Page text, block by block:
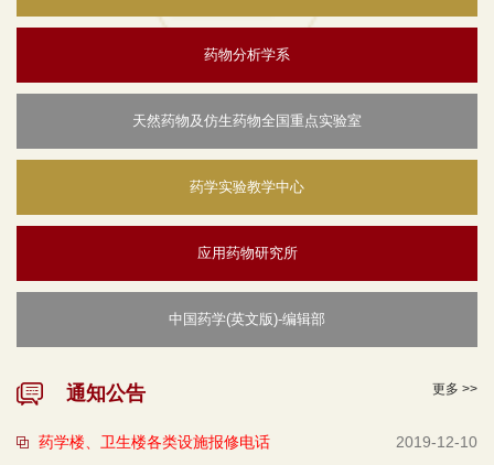
药物分析学系
天然药物及仿生药物全国重点实验室
药学实验教学中心
应用药物研究所
中国药学(英文版)-编辑部
更多 >>
通知公告
2019-12-10
药学楼、卫生楼各类设施报修电话